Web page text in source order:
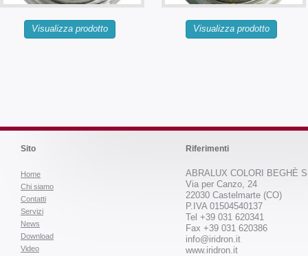
Visualizza prodotto Visualizza prodotto
Sito
Home
Chi siamo
Contatti
Servizi
News
Download
Video
Riferimenti
ABRALUX COLORI BEGHÈ
Via per Canzo, 24
22030 Castelmarte (CO)
P.IVA 01504540137
Tel +39 031 620341
Fax +39 031 620386
info@iridron.it
www.iridron.it